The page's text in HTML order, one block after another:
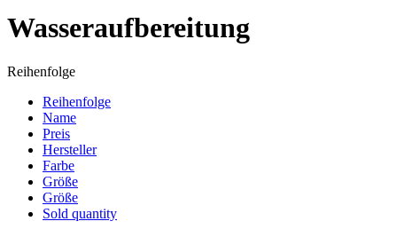
Wasseraufbereitung
Reihenfolge
Reihenfolge
Name
Preis
Hersteller
Farbe
Größe
Größe
Sold quantity